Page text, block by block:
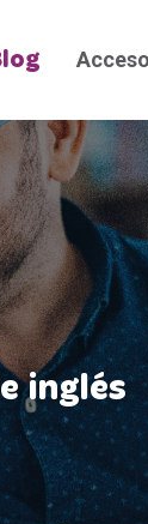
inglés